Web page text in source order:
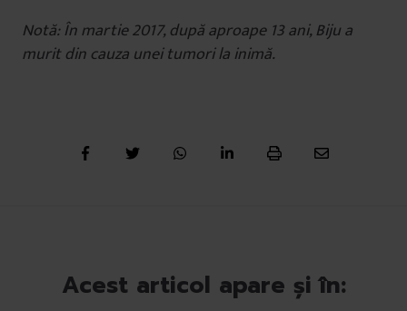
Notă: În martie 2017, după aproape 13 ani, Biju a
murit din cauza unei tumori la inimă.
Acest articol apare și în: